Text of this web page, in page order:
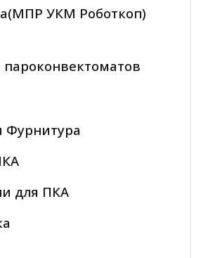
УКМ Роботкоп)
пароконвектоматов
Фурнитура
для ПКА